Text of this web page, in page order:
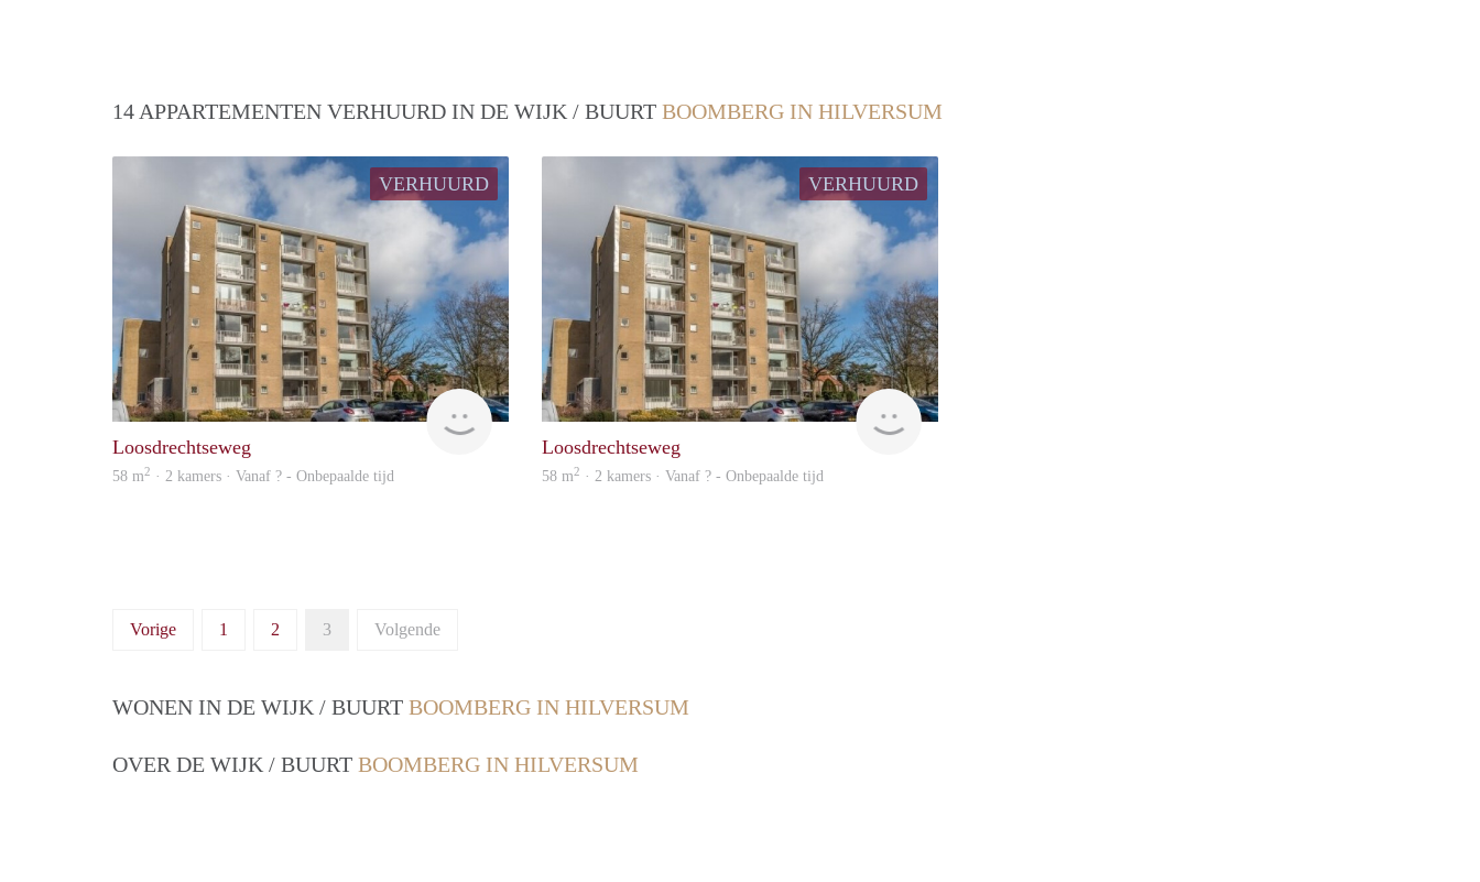
14 APPARTEMENTEN VERHUURD IN DE WIJK / BUURT BOOMBERG IN HILVERSUM
VERHUURD
finder
Loosdrechtseweg
58 m2 · 2 kamers · Vanaf ? - Onbepaalde tijd
VERHUURD
rent
Loosdrechtseweg
58 m2 · 2 kamers · Vanaf ? - Onbepaalde tijd
Vorige 1 2 3 Volgende
WONEN IN DE WIJK / BUURT BOOMBERG IN HILVERSUM
OVER DE WIJK / BUURT BOOMBERG IN HILVERSUM